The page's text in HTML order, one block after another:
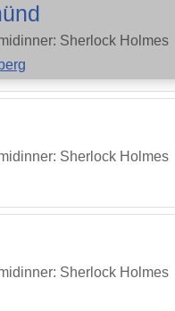
Sherlock Holmes
Sherlock Holmes
Sherlock Holmes